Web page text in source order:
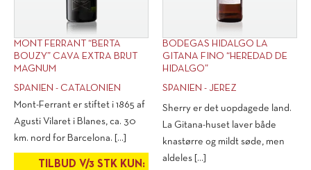
MONT FERRANT “BERTA
BOUZY” CAVA EXTRA BRUT
MAGNUM
SPANIEN - CATALONIEN
Mont-Ferrant er stiftet i 1865 af
Agusti Vilaret i Blanes, ca. 30
km. nord for Barcelona. [...]
TILBUD V/3 STK KUN:
BODEGAS HIDALGO LA
GITANA FINO “HEREDAD DE
HIDALGO”
SPANIEN - JEREZ
Sherry er det uopdagede land.
La Gitana-huset laver både
knastørre og mildt søde, men
aldeles [...]